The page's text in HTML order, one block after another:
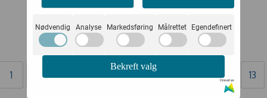
Dessverre ble det ikke funnet noen produkter.
1 [...] 12 13
Nødvendig Analyse Markedsføring Målrettet Egendefinert
Bekreft valg
Drevet av